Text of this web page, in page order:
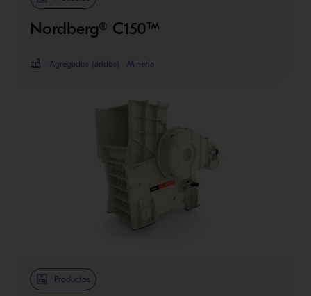
Nordberg® C150™
Agregados (áridos) Minería
Productos